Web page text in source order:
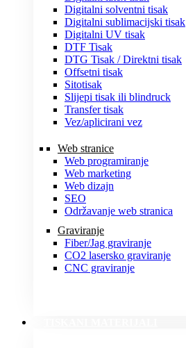
Digitalni solventni tisak
Digitalni sublimacijski tisak
Digitalni UV tisak
DTF Tisak
DTG Tisak / Direktni tisak
Offsetni tisak
Sitotisak
Slijepi tisak ili blindruck
Transfer tisak
Vez/aplicirani vez
Web stranice
Web programiranje
Web marketing
Web dizajn
SEO
Održavanje web stranica
Graviranje
Fiber/Jag graviranje
CO2 lasersko graviranje
CNC graviranje